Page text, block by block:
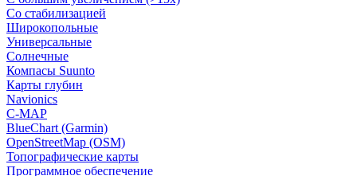
Со стабилизацией
Широкопольные
Универсальные
Солнечные
Компасы Suunto
Карты глубин
Navionics
C-MAP
BlueChart (Garmin)
OpenStreetMap (OSM)
Топографические карты
Программное обеспечение